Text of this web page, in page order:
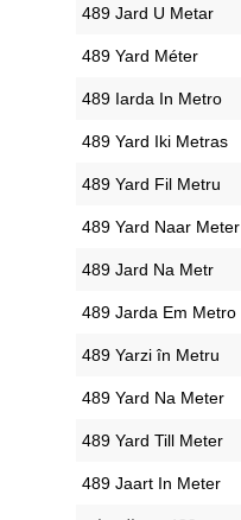
‎489 Jard U Metar
‎489 Yard Méter
‎489 Iarda In Metro
‎489 Yard Iki Metras
‎489 Yard Fil Metru
‎489 Yard Naar Meter
‎489 Jard Na Metr
‎489 Jarda Em Metro
‎489 Yarzi în Metru
‎489 Yard Na Meter
‎489 Yard Till Meter
‎489 Jaart In Meter